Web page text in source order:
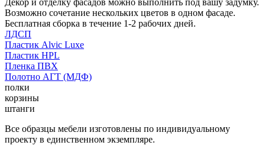
Возможно сочетание нескольких цветов в одном фасаде.
Бесплатная сборка в течение 1-2 рабочих дней.
ЛДСП
Пластик Alvic Luxe
Пластик HPL
Пленка ПВХ
Полотно АГТ (МДФ)
полки
корзины
штанги
Все образцы мебели изготовлены по индивидуальному
проекту в единственном экземпляре.